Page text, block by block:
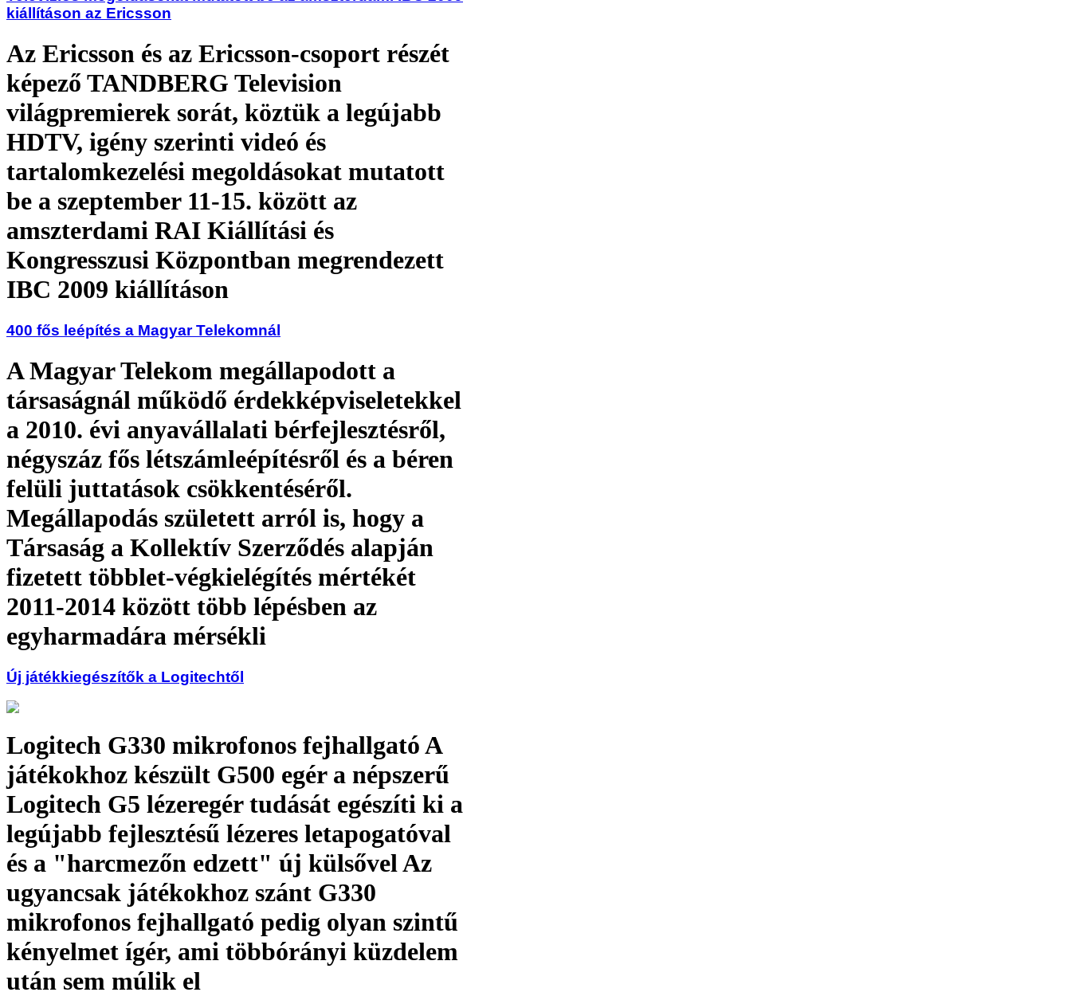
kiállításon az Ericsson
Az Ericsson és az Ericsson-csoport részét
képező TANDBERG Television
világpremierek sorát, köztük a legújabb
HDTV, igény szerinti videó és
tartalomkezelési megoldásokat mutatott
be a szeptember 11-15. között az
amszterdami RAI Kiállítási és
Kongresszusi Központban megrendezett
IBC 2009 kiállításon
400 fős leépítés a Magyar Telekomnál
A Magyar Telekom megállapodott a
társaságnál működő érdekképviseletekkel
a 2010. évi anyavállalati bérfejlesztésről,
négyszáz fős létszámleépítésről és a béren
felüli juttatások csökkentéséről.
Megállapodás született arról is, hogy a
Társaság a Kollektív Szerződés alapján
fizetett többlet-végkielégítés mértékét
2011-2014 között több lépésben az
egyharmadára mérsékli
Új játékkiegészítők a Logitechtől
Logitech G330 mikrofonos fejhallgató A
játékokhoz készült G500 egér a népszerű
Logitech G5 lézeregér tudását egészíti ki a
legújabb fejlesztésű lézeres letapogatóval
és a "harcmezőn edzett" új külsővel Az
ugyancsak játékokhoz szánt G330
mikrofonos fejhallgató pedig olyan szintű
kényelmet ígér, ami többórányi küzdelem
után sem múlik el